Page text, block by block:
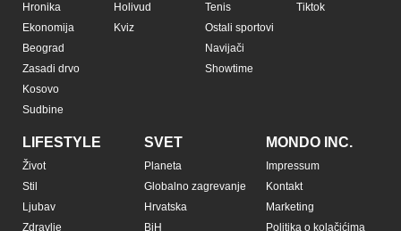
Copyright © Espreso.co.rs 2026. Sva prava zadržana. Mondo inc.